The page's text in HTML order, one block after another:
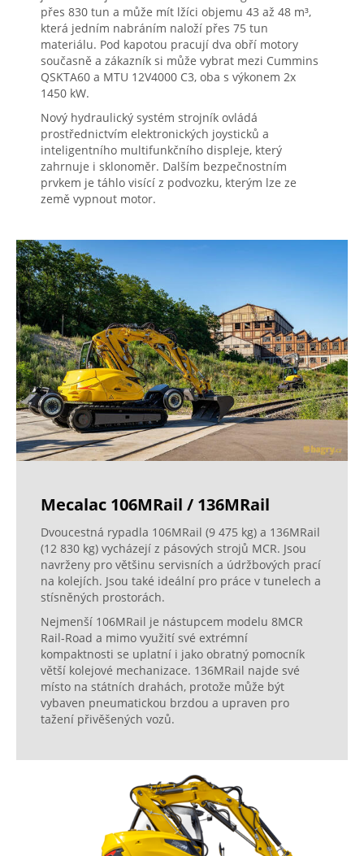
přes 830 tun a může mít lžíci objemu 43 až 48 m³,
která jedním nabráním naloží přes 75 tun
materiálu. Pod kapotou pracují dva obří motory
současně a zákazník si může vybrat mezi Cummins
QSKTA60 a MTU 12V4000 C3, oba s výkonem 2x
1450 kW.
Nový hydraulický systém strojník ovládá
prostřednictvím elektronických joysticků a
inteligentního multifunkčního displeje, který
zahrnuje i sklonoměr. Dalším bezpečnostním
prvkem je táhlo visící z podvozku, kterým lze ze
země vypnout motor.
Mecalac 106MRail / 136MRail
Dvoucestná rypadla 106MRail (9 475 kg) a 136MRail
(12 830 kg) vycházejí z pásových strojů MCR. Jsou
navrženy pro většinu servisních a údržbových prací
na kolejích. Jsou také ideální pro práce v tunelech a
stísněných prostorách.
Nejmenší 106MRail je nástupcem modelu 8MCR
Rail-Road a mimo využití své extrémní
kompaktnosti se uplatní i jako obratný pomocník
větší kolejové mechanizace. 136MRail najde své
místo na státních drahách, protože může být
vybaven pneumatickou brzdou a upraven pro
tažení přivěšených vozů.